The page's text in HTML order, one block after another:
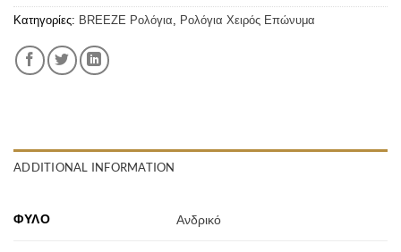
Κατηγορίες: BREEZE Ρολόγια Ρολόγια Χειρός Επώνυμα
ADDITIONAL INFORMATION
ΦΎΛΟ Ανδρικό